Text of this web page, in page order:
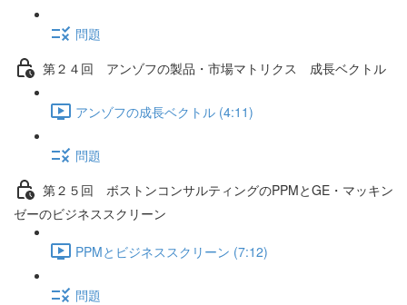
問題
第２４回 アンゾフの製品・市場マトリクス 成長ベクトル
アンゾフの成長ベクトル (4:11)
問題
第２５回 ボストンコンサルティングのPPMとGE・マッキン
ゼーのビジネススクリーン
PPMとビジネススクリーン (7:12)
問題